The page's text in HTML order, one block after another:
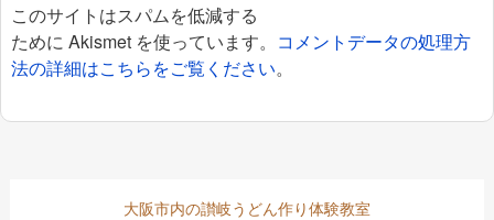
このサイトはスパムを低減する
ために Akismet を使っています。 コメントデータの処理方
法の詳細はこちらをご覧ください。
大阪市内の讃岐うどん作り体験教室